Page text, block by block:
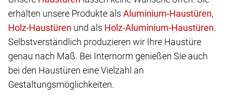
erhalten unsere Produkte als
,
und als
.
Selbstverständlich produzieren wir Ihre Haustüre
genau nach Maß. Bei Internorm genießen Sie auch
bei den Haustüren eine Vielzahl an
Gestaltungsmöglichkeiten.